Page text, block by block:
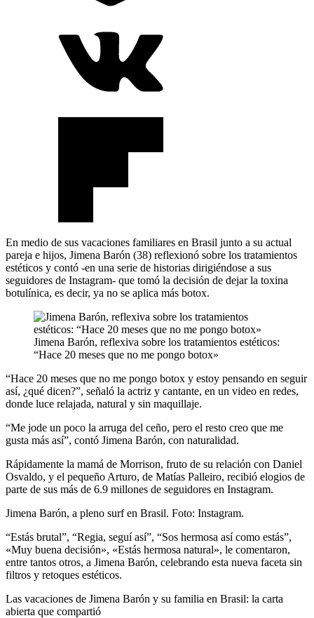
En medio de sus vacaciones familiares en Brasil junto a su actual
pareja e hijos, Jimena Barón (38) reflexionó sobre los tratamientos
estéticos y contó -en una serie de historias dirigiéndose a sus
seguidores de Instagram- que tomó la decisión de dejar la toxina
botulínica, es decir, ya no se aplica más botox.
Jimena Barón, reflexiva sobre los tratamientos estéticos:
“Hace 20 meses que no me pongo botox»
“Hace 20 meses que no me pongo botox y estoy pensando en seguir
así, ¿qué dicen?”, señaló la actriz y cantante, en un video en redes,
donde luce relajada, natural y sin maquillaje.
“Me jode un poco la arruga del ceño, pero el resto creo que me
gusta más así”, contó Jimena Barón, con naturalidad.
Rápidamente la mamá de Morrison, fruto de su relación con Daniel
Osvaldo, y el pequeño Arturo, de Matías Palleiro, recibió elogios de
parte de sus más de 6.9 millones de seguidores en Instagram.
Jimena Barón, a pleno surf en Brasil. Foto: Instagram.
“Estás brutal”, “Regia, seguí así”, “Sos hermosa así como estás”,
«Muy buena decisión», «Estás hermosa natural», le comentaron,
entre tantos otros, a Jimena Barón, celebrando esta nueva faceta sin
filtros y retoques estéticos.
Las vacaciones de Jimena Barón y su familia en Brasil: la carta
abierta que compartió